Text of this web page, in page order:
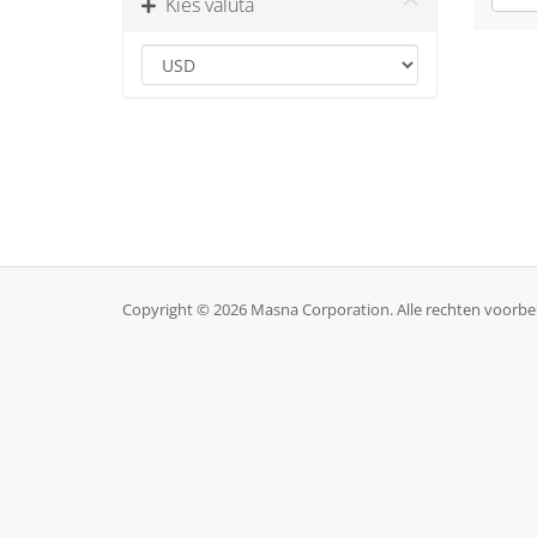
Copyright © 2026 Masna Corporation. Alle rechten